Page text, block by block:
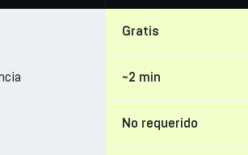
Gratis
~2 min
No requerido